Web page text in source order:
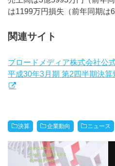
は1199万円損失（前年同期は
関連サイト
ブロードメディア株式会社公
平成30年3月期 第2四半期決算
決算 企業動向 ニュース